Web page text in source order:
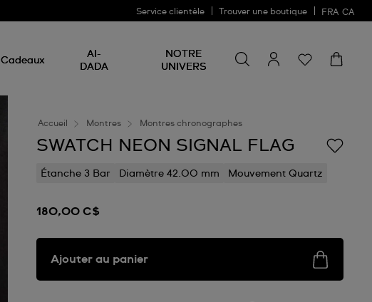
Service clientèle Trouver une boutique FRA CA
Cadeaux
AI-
DADA
NOTRE
UNIVERS
un
produit
Accueil Montres Montres chronographes
SWATCH NEON SIGNAL FLAG
Étanche 3 Bar Diamètre 42.00 mm Mouvement Quartz
180,00 C$
Ajouter au panier